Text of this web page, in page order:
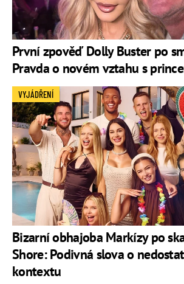
První zpověď Dolly Buster po
Pravda o novém vztahu s
Bizarní obhajoba Markízy po
Shore: Podivná slova o
kontextu
VYJÁDŘENÍ